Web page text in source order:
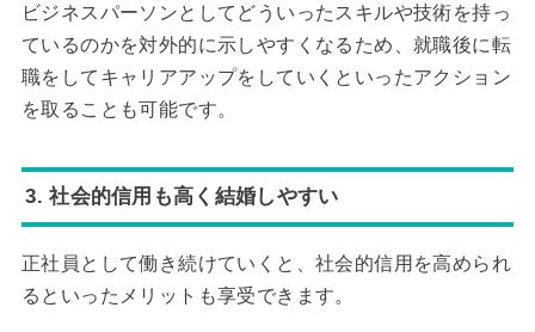
ビジネスパーソンとしてどういったスキルや技術を持っ
ているのかを対外的に示しやすくなるため、就職後に転
職をしてキャリアアップをしていくといったアクション
を取ることも可能です。
3. 社会的信用も高く結婚しやすい
正社員として働き続けていくと、社会的信用を高められ
るといったメリットも享受できます。